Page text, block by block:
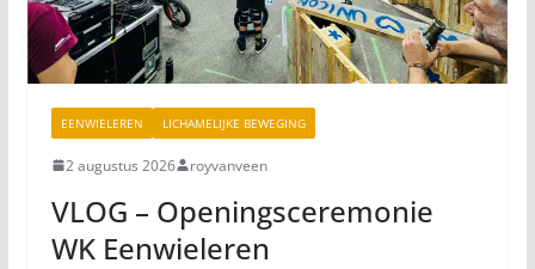
EENWIELEREN LICHAMELIJKE BEWEGING
2 augustus 2026 royvanveen
VLOG – Openingsceremonie
WK Eenwieleren